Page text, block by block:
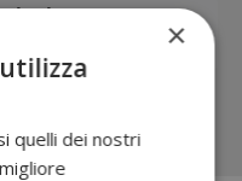
subito se hai
×
quelli dei nostri